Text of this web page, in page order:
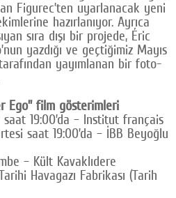
Figurec’ten uyarlanacak yeni
hazırlanıyor. Ayrıca
sıra dışı bir projede, Éric
yazdığı ve geçtiğimiz Mayıs
yayımlanan bir foto-
Ego” film gösterimleri
saat 19:00’da – Institut français
saat 19:00’da – İBB Beyoğlu
– Kült Kavaklıdere
Havagazı Fabrikası (Tarih